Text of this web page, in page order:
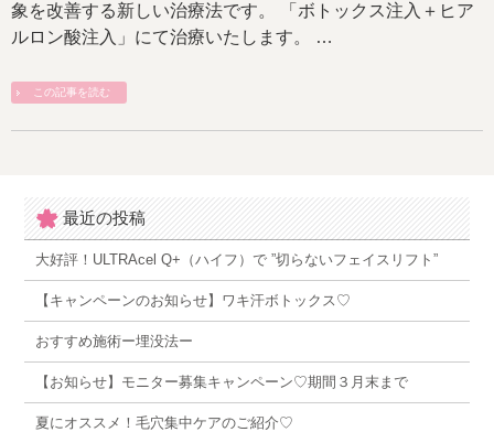
象を改善する新しい治療法です。 「ボトックス注入＋ヒア
ルロン酸注入」にて治療いたします。 …
この記事を読む
最近の投稿
大好評！ULTRAcel Q+（ハイフ）で ”切らないフェイスリフト”
【キャンペーンのお知らせ】ワキ汗ボトックス♡
おすすめ施術ー埋没法ー
【お知らせ】モニター募集キャンペーン♡期間３月末まで
夏にオススメ！毛穴集中ケアのご紹介♡